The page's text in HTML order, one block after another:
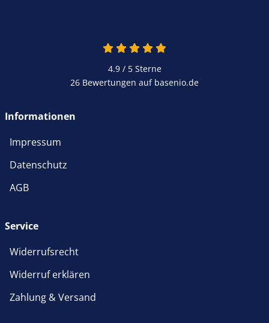
4.9 von 5
4.9 / 5Sterne
26 Bewertungen auf basenio.de
Informationen
Impressum
Datenschutz
AGB
Service
Widerrufsrecht
Widerruf erklären
Zahlung & Versand